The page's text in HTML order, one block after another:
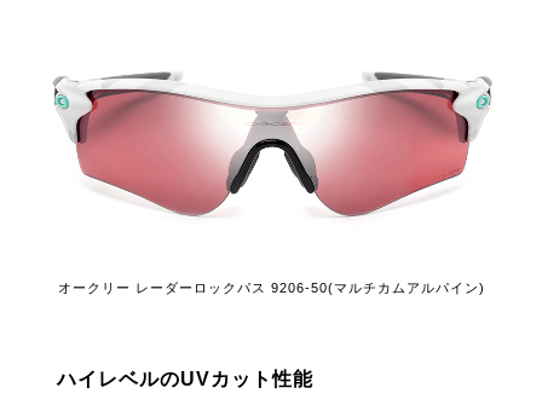
オークリー レーダーロックパス 9206-50(マルチカムアルパイン)
ハイレベルのUVカット性能